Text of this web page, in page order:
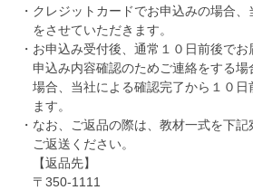
クレジットカードでお申込みの場合
をさせていただきます。
お申込み受付後、通常１０日前後で
申込み内容確認のためご連絡をする
場合、当社による確認完了から１０日
ます。
なお、ご返品の際は、教材一式を下
ご返送ください。
【返品先】
〒350-1111